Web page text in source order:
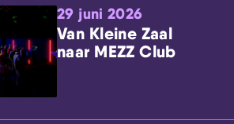
Skip navigatie
29 juni 2026
Van Kleine Zaal
naar MEZZ Club